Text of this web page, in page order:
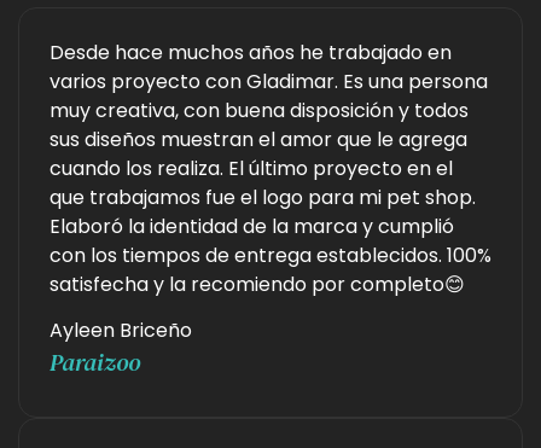
Desde hace muchos años he trabajado en
varios proyecto con Gladimar. Es una persona
muy creativa, con buena disposición y todos
sus diseños muestran el amor que le agrega
cuando los realiza. El último proyecto en el
que trabajamos fue el logo para mi pet shop.
Elaboró la identidad de la marca y cumplió
con los tiempos de entrega establecidos. 100%
satisfecha y la recomiendo por completo😊
Ayleen Briceño
Paraizoo